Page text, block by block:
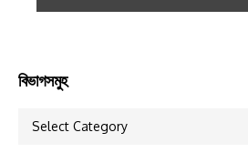
বিভাগসমুহ